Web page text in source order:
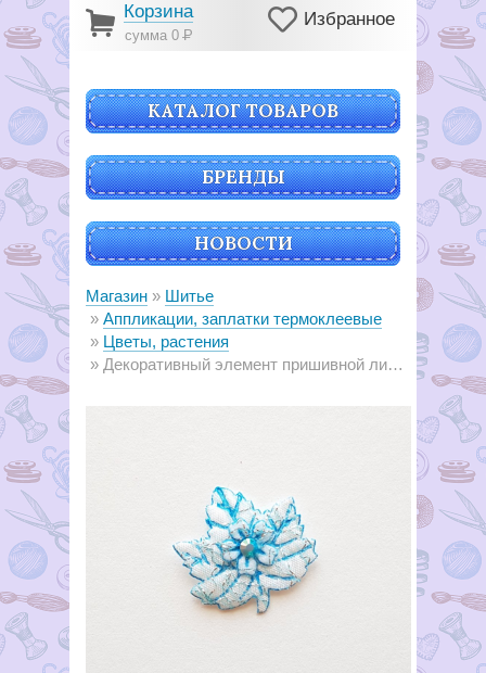
Корзина
сумма 0Р
Избранное
КАТАЛОГ ТОВАРОВ
БРЕНДЫ
НОВОСТИ
Магазин
Шитье
Аппликации, заплатки термоклеевые
Цветы, растения
Декоративный элемент пришивной листок голубой, 30 х 27 мм